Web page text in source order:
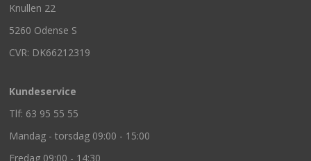
Knullen 22
5260 Odense S
CVR: DK66212319
Kundeservice
Tlf: 63 95 55 55
Mandag - torsdag 09:00 - 15:00
Fredag 09:00 - 14:30